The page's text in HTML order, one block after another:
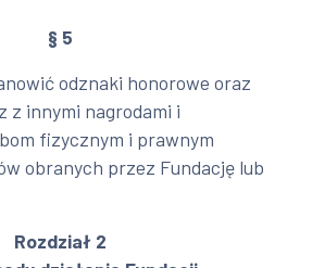
§ 5
odznaki honorowe oraz
z innymi nagrodami i
fizycznym i prawnym
obranych przez Fundację lub
Rozdział 2